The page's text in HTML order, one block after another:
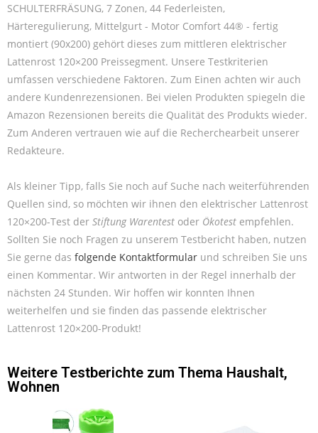
SCHULTERFRÄSUNG, 7 Zonen, 44 Federleisten,
Härteregulierung, Mittelgurt - Motor Comfort 44® - fertig
montiert (90x200) gehört dieses zum mittleren elektrischer
Lattenrost 120×200 Preissegment. Unsere Testkriterien
umfassen verschiedene Faktoren. Zum Einen achten wir auch
andere Kundenrezensionen. Bei vielen Produkten spiegeln die
Amazon Rezensionen bereits die Qualität des Produkts wieder.
Zum Anderen vertrauen wie auf die Recherchearbeit unserer
Redakteure.
Als kleiner Tipp, falls Sie noch auf Suche nach weiterführenden
Quellen sind, so möchten wir ihnen den elektrischer Lattenrost
120×200-Test der Stiftung Warentest oder Ökotest empfehlen.
Sollten Sie noch Fragen zu unserem Testbericht haben, nutzen
Sie gerne das folgende Kontaktformular und schreiben Sie uns
einen Kommentar. Wir antworten in der Regel innerhalb der
nächsten 24 Stunden. Wir hoffen wir konnten Ihnen
weiterhelfen und sie finden das passende elektrischer
Lattenrost 120×200-Produkt!
Weitere Testberichte zum Thema Haushalt,
Wohnen